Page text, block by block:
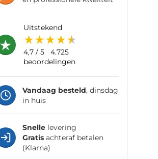
uitstekend
4,7/ 5
4.725
beoordelingen
Vandaag besteld, dinsdag
in huis
Snellelevering
Gratisachteraf betalen
(Klarna)